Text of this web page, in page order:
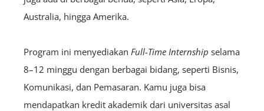
Australia, hingga Amerika.
Program ini menyediakan Full-Time Internship selama
8–12 minggu dengan berbagai bidang, seperti Bisnis,
Komunikasi, dan Pemasaran. Kamu juga bisa
mendapatkan kredit akademik dari universitas asal